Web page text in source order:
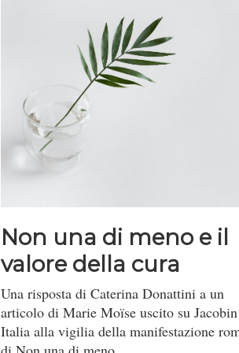
Non una di meno e il
valore della cura
Una risposta di Caterina Donattini a un
articolo di Marie Moïse uscito su Jacobin
Italia alla vigilia della manifestazione